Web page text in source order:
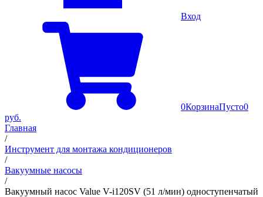
Вход
0КорзинаПусто0
руб.
Главная
/
Инструмент для монтажа кондиционеров
/
Вакуумные насосы
/
Вакуумный насос Value V-i120SV (51 л/мин) одноступенчатый